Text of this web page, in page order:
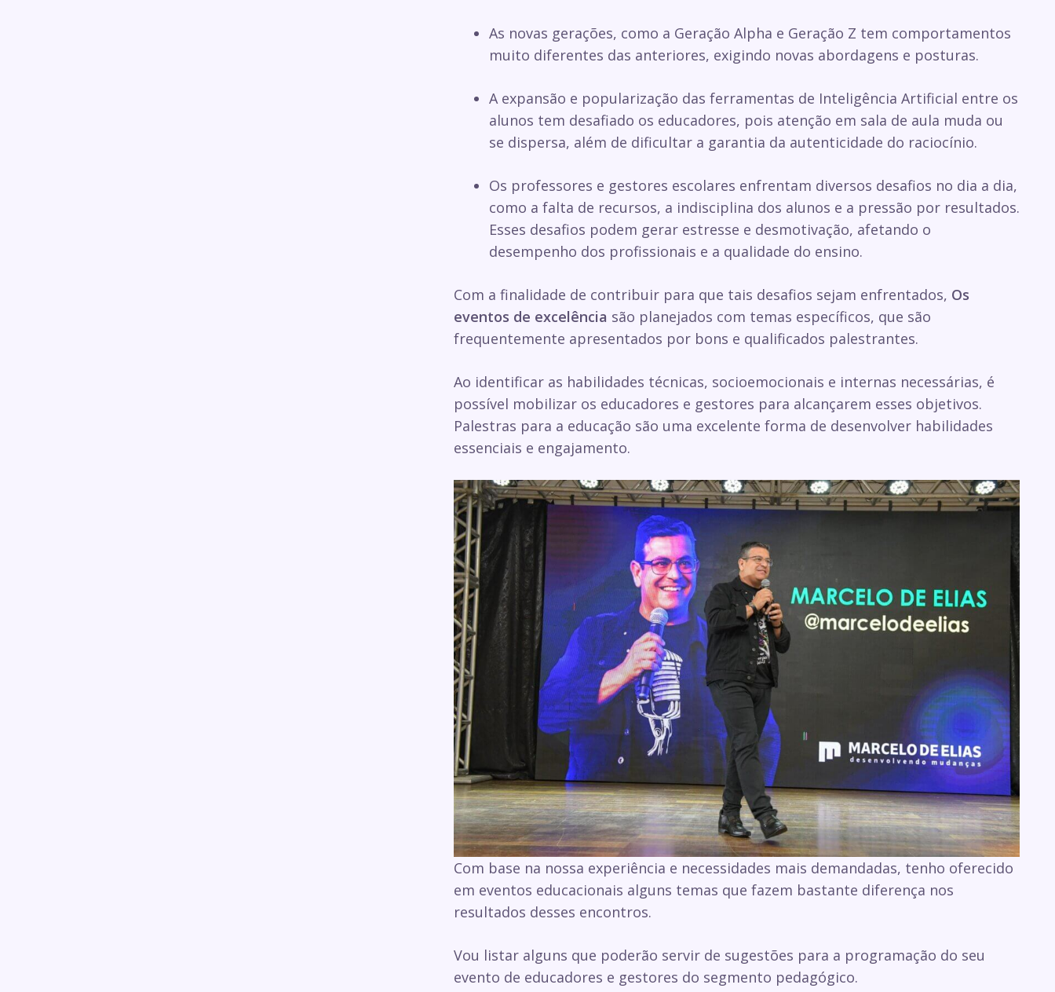
As novas gerações, como a Geração Alpha e Geração Z tem comportamentos
muito diferentes das anteriores, exigindo novas abordagens e posturas.
A expansão e popularização das ferramentas de Inteligência Artificial entre os
alunos tem desafiado os educadores, pois atenção em sala de aula muda ou
se dispersa, além de dificultar a garantia da autenticidade do raciocínio.
Os professores e gestores escolares enfrentam diversos desafios no dia a dia,
como a falta de recursos, a indisciplina dos alunos e a pressão por resultados.
Esses desafios podem gerar estresse e desmotivação, afetando o
desempenho dos profissionais e a qualidade do ensino.
Com a finalidade de contribuir para que tais desafios sejam enfrentados, Os
eventos de excelência são planejados com temas específicos, que são
frequentemente apresentados por bons e qualificados palestrantes.
Ao identificar as habilidades técnicas, socioemocionais e internas necessárias, é
possível mobilizar os educadores e gestores para alcançarem esses objetivos.
Palestras para a educação são uma excelente forma de desenvolver habilidades
essenciais e engajamento.
Com base na nossa experiência e necessidades mais demandadas, tenho oferecido
em eventos educacionais alguns temas que fazem bastante diferença nos
resultados desses encontros.
Vou listar alguns que poderão servir de sugestões para a programação do seu
evento de educadores e gestores do segmento pedagógico.